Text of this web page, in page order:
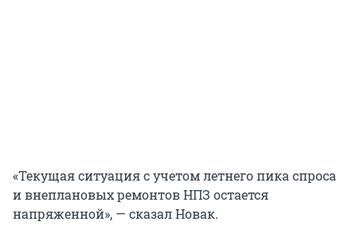
«Текущая ситуация с учетом летнего пика спроса
и внеплановых ремонтов НПЗ остается
напряженной», — сказал Новак.